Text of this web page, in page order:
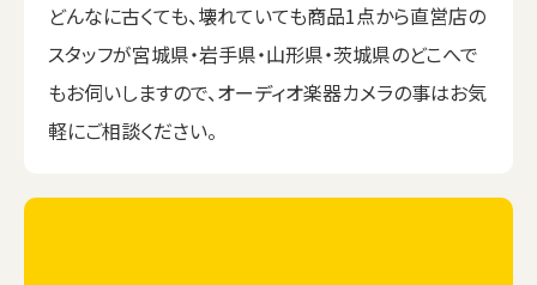
どんなに古くても、壊れていても商品1点から直営店の
スタッフが宮城県・岩手県・山形県・茨城県のどこへで
もお伺いしますので、オーディオ楽器カメラの事はお気
軽にご相談ください。